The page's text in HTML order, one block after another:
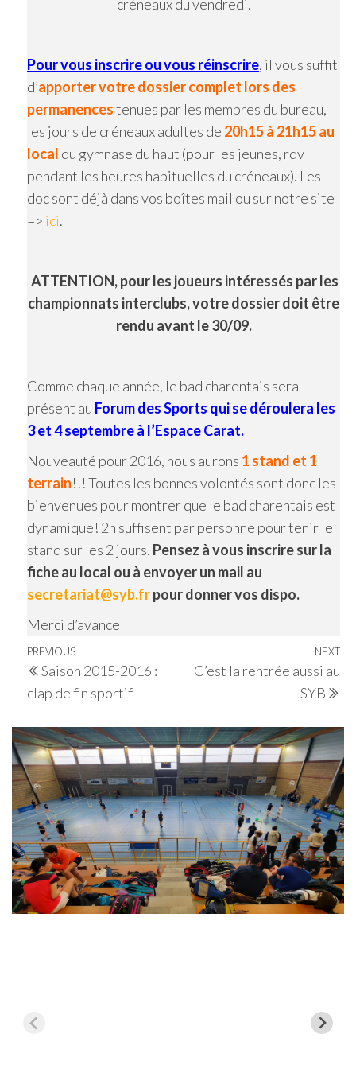
créneaux du vendredi.
Pour vous inscrire ou vous réinscrire, il vous suffit
d’apporter votre dossier complet lors des
permanencestenues par les membres du bureau,
les jours de créneaux adultes de 20h15 à 21h15 au
local du gymnase du haut (pour les jeunes, rdv
pendant les heures habituelles du créneaux). Les
doc sont déjà dans vos boîtes mail ou sur notre site
=> ici.
ATTENTION, pour les joueurs intéressés par les
championnats interclubs, votre dossier doit être
rendu avant le 30/09.
Comme chaque année, le bad charentais sera
présent au Forum des Sports qui se déroulera les
3 et 4 septembre à l’Espace Carat.
Nouveauté pour 2016, nous aurons 1 stand et 1
terrain!!! Toutes les bonnes volontés sont donc les
bienvenues pour montrer que le bad charentais est
dynamique! 2h suffisent par personne pour tenir le
stand sur les 2 jours. Pensez à vous inscrire sur la
fiche au local ou à envoyer un mail au
secretariat@syb.frpour donner vos dispo.
Merci d’avance
Navigation
de
l’article
Previous
Post
PREVIOUS
Saison 2015-2016 :
clap de fin sportif
NEXT
C’est la rentrée aussi au
SYB